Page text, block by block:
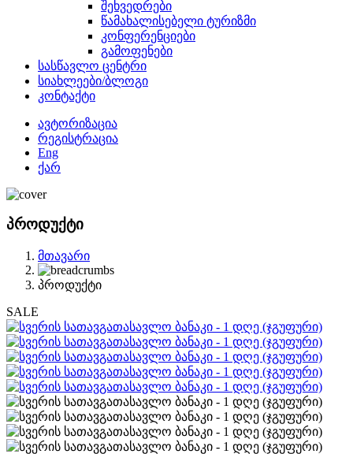
შეხვედრები
წამახალისებელი ტურიზმი
კონფერენციები
გამოფენები
სასწავლო ცენტრი
სიახლეები/ბლოგი
კონტაქტი
ავტორიზაცია
რეგისტრაცია
Eng
ქარ
პროდუქტი
მთავარი
პროდუქტი
SALE